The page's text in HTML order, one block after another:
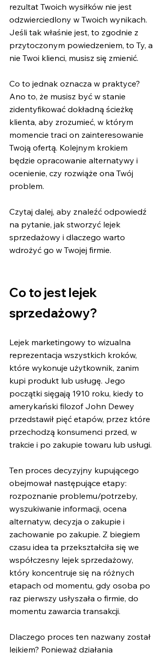
rezultat Twoich wysiłków nie jest
odzwierciedlony w Twoich wynikach.
Jeśli tak właśnie jest, to zgodnie z
przytoczonym powiedzeniem, to Ty, a
nie Twoi klienci, musisz się zmienić.
Co to jednak oznacza w praktyce?
Ano to, że musisz być w stanie
zidentyfikować dokładną ścieżkę
klienta, aby zrozumieć, w którym
momencie traci on zainteresowanie
Twoją ofertą. Kolejnym krokiem
będzie opracowanie alternatywy i
ocenienie, czy rozwiąże ona Twój
problem.
Czytaj dalej, aby znaleźć odpowiedź
na pytanie, jak stworzyć lejek
sprzedażowy i dlaczego warto
wdrożyć go w Twojej firmie.
Co to jest lejek
sprzedażowy?
Lejek marketingowy to wizualna
reprezentacja wszystkich kroków,
które wykonuje użytkownik, zanim
kupi produkt lub usługę. Jego
początki sięgają 1910 roku, kiedy to
amerykański filozof John Dewey
przedstawił pięć etapów, przez które
przechodzą konsumenci przed, w
trakcie i po zakupie towaru lub usługi.
Ten proces decyzyjny kupującego
obejmował następujące etapy:
rozpoznanie problemu/potrzeby,
wyszukiwanie informacji, ocena
alternatyw, decyzja o zakupie i
zachowanie po zakupie. Z biegiem
czasu idea ta przekształciła się we
współczesny lejek sprzedażowy,
który koncentruje się na różnych
etapach od momentu, gdy osoba po
raz pierwszy usłyszała o firmie, do
momentu zawarcia transakcji.
Dlaczego proces ten nazwany został
lejkiem? Ponieważ działania